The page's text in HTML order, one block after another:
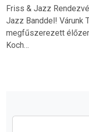
Friss & Jazz
Jazz Banddel! Várunk
megfűszerezett
Koch…